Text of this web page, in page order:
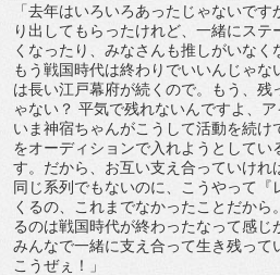
「去年はいろいろあったじゃないで
り出してもらったけれど、一緒にス
くなったり、みなさんも推しがいなく
もう戦国時代は終わりでいいんじゃ
は長い江戸幕府が続くので。もう、残
ゃない？ 平気で残れないんですよ、ア
いま神宿ちゃんがこうして活動を続け
をオーディションで入れようとしてい
す。だから、お互い支え合っていけれ
同じ系列でもないのに、こうやって『
くるの、これまでなかったことだか
るのは戦国時代が終わったなって感じ
みんなで一緒に支え合って生き残って
こうぜぇ！」